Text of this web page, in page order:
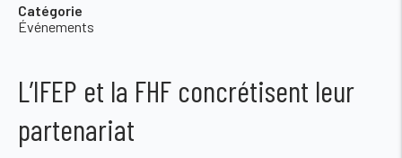
Catégorie
Événements
L’IFEP et la FHF concrétisent leur
partenariat